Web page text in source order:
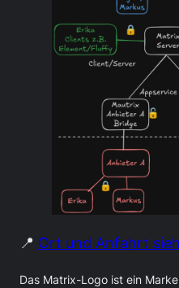
📍 Ort und Anfahrt
Das Matrix-Logo ist ein